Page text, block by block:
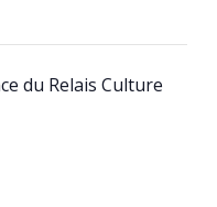
du Relais Culture